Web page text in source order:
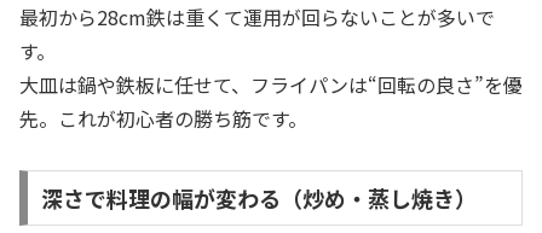
最初から28cm鉄は重くて運用が回らないことが多いで
す。
大皿は鍋や鉄板に任せて、フライパンは“回転の良さ”を優
先。これが初心者の勝ち筋です。
深さで料理の幅が変わる（炒め・蒸し焼き）